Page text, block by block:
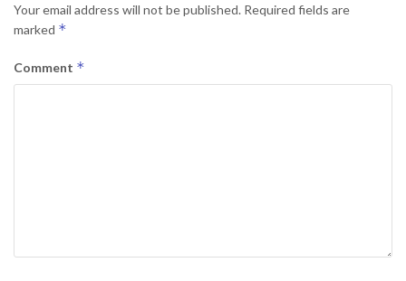
Your email address will not be published. Required fields are
marked *
Comment *